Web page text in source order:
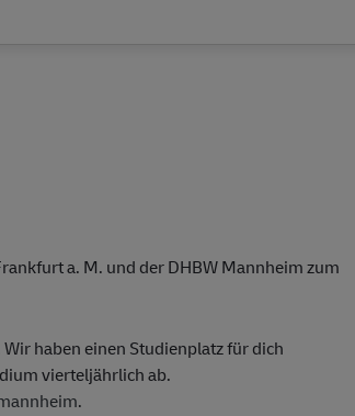
a. M. und der DHBW Mannheim zum
haben einen Studienplatz für dich
vierteljährlich ab.
.